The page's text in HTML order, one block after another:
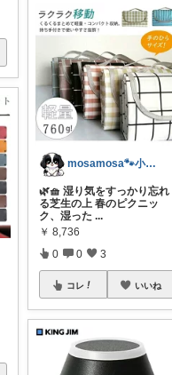
mosamosa🐾小さめバッグの日々✨
🌿🧺 湿り気をすっかり忘れ
る芝生の上 春のピクニッ
ク、湿った ...
￥ 8,736
0 0 3
コレ いいね